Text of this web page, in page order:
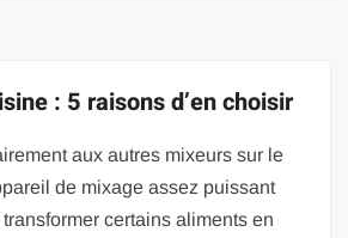
: 5 raisons d’en choisir
aux autres mixeurs sur le
de mixage assez puissant
certains aliments en